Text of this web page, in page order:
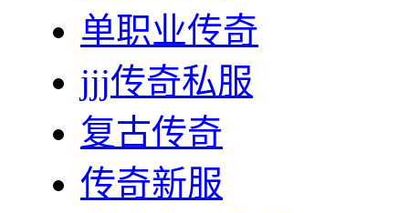
单职业传奇
jjj传奇私服
复古传奇
传奇新服